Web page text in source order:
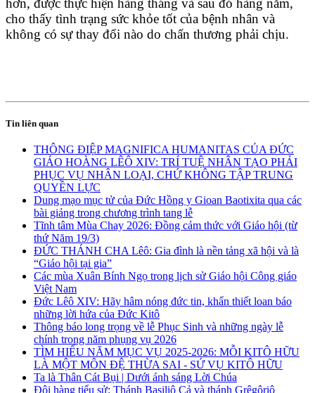
hơn, được thực hiện hàng tháng và sau đó hàng năm,
cho thấy tình trạng sức khỏe tốt của bệnh nhân và
không có sự thay đổi nào do chấn thương phải chịu.
Tin liên quan
THÔNG ĐIỆP MAGNIFICA HUMANITAS CỦA ĐỨC
GIÁO HOÀNG LÊÔ XIV: TRÍ TUỆ NHÂN TẠO PHẢI
PHỤC VỤ NHÂN LOẠI, CHỨ KHÔNG TẬP TRUNG
QUYỀN LỰC
Dung mạo mục tử của Đức Hồng y Gioan Baotixita qua các
bài giảng trong chương trình tang lễ
Tĩnh tâm Mùa Chay 2026: Đồng cảm thức với Giáo hội (từ
thứ Năm 19/3)
ĐỨC THÁNH CHA Lêô: Gia đình là nền tảng xã hội và là
“Giáo hội tại gia”
Các mùa Xuân Bính Ngọ trong lịch sử Giáo hội Công giáo
Việt Nam
Đức Lêô XIV: Hãy hâm nóng đức tin, khẩn thiết loan báo
những lời hứa của Đức Kitô
Thông báo long trọng về lễ Phục Sinh và những ngày lễ
chính trong năm phụng vụ 2026
TÌM HIỂU NĂM MỤC VỤ 2025-2026: MỖI KITÔ HỮU
LÀ MỘT MÔN ĐỆ THỪA SAI - SỨ VỤ KITÔ HỮU
Ta là Thân Cát Bụi | Dưới ánh sáng Lời Chúa
Đôi hàng tiểu sử: Thánh Basiliô Cả và thánh Grêgôriô